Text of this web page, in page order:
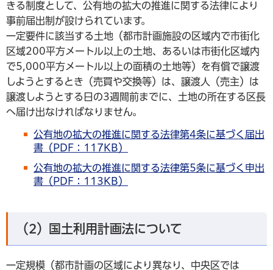
きる制度として、公有地の拡大の推進に関する法律により
事前届出制が設けられています。
一定要件に該当する土地（都市計画施設の区域内で市街化
区域200平方メートル以上の土地、あるいは市街化区域内
で5,000平方メートル以上の面積の土地等）を有償で譲渡
しようとするとき（売買や交換等）は、譲渡人（売主）は
譲渡しようとする日の3週間前までに、土地の所在する区長
へ届け出なければなりません。
公有地の拡大の推進に関する法律第4条に基づく届出
書（PDF：117KB）
公有地の拡大の推進に関する法律第5条に基づく申出
書（PDF：113KB）
（2）国土利用計画法について
一定規模（都市計画の区域により異なり、中央区では